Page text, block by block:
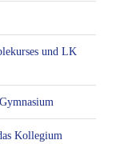
und LK
Kollegium